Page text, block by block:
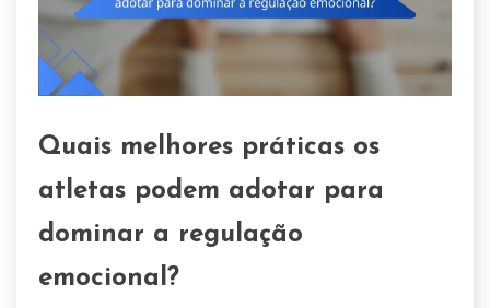
Quais melhores práticas os
atletas podem adotar para
dominar a regulação
emocional?